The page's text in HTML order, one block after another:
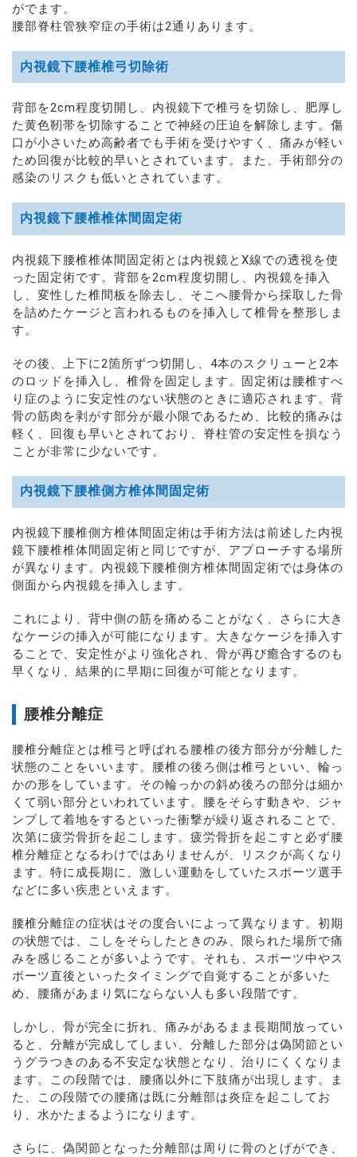
がでます。
腰部脊柱管狭窄症の手術は2通りあります。
内視鏡下腰椎椎弓切除術
背部を2cm程度切開し、内視鏡下で椎弓を切除し、肥厚し
た黄色靭帯を切除することで神経の圧迫を解除します。傷
口が小さいため高齢者でも手術を受けやすく、痛みが軽い
ため回復が比較的早いとされています。また、手術部分の
感染のリスクも低いとされています。
内視鏡下腰椎椎体間固定術
内視鏡下腰椎椎体間固定術とは内視鏡とX線での透視を使
った固定術です。背部を2cm程度切開し、内視鏡を挿入
し、変性した椎間板を除去し、そこへ腰骨から採取した骨
を詰めたケージと言われるものを挿入して椎骨を整形しま
す。
その後、上下に2箇所ずつ切開し、4本のスクリューと2本
のロッドを挿入し、椎骨を固定します。固定術は腰椎すべ
り症のように安定性のない状態のときに適応されます。背
骨の筋肉を剥がす部分が最小限であるため、比較的痛みは
軽く、回復も早いとされており、脊柱管の安定性を損なう
ことが非常に少ないです。
内視鏡下腰椎側方椎体間固定術
内視鏡下腰椎側方椎体間固定術は手術方法は前述した内視
鏡下腰椎椎体間固定術と同じですが、アプローチする場所
が異なります。内視鏡下腰椎側方椎体間固定術では身体の
側面から内視鏡を挿入します。
これにより、背中側の筋を痛めることがなく、さらに大き
なケージの挿入が可能になります。大きなケージを挿入す
ることで、安定性がより強化され、骨が再び癒合するのも
早くなり、結果的に早期に回復が可能となります。
腰椎分離症
腰椎分離症とは椎弓と呼ばれる腰椎の後方部分が分離した
状態のことをいいます。腰椎の後ろ側は椎弓といい、輪っ
かの形をしています。その輪っかの斜め後ろの部分は細か
くて弱い部分といわれています。腰をそらす動きや、ジャ
ンプして着地をするといった衝撃が繰り返されることで、
次第に疲労骨折を起こします。疲労骨折を起こすと必ず腰
椎分離症となるわけではありませんが、リスクが高くなり
ます。特に成長期に、激しい運動をしていたスポーツ選手
などに多い疾患といえます。
腰椎分離症の症状はその度合いによって異なります。初期
の状態では、こしをそらしたときのみ、限られた場所で痛
みを感じることが多いようです。それも、スポーツ中やス
ポーツ直後といったタイミングで自覚することが多いた
め、腰痛があまり気にならない人も多い段階です。
しかし、骨が完全に折れ、痛みがあるまま長期間放ってい
ると、分離が完成してしまい、分離した部分は偽関節とい
うグラつきのある不安定な状態となり、治りにくくなりま
ます。この段階では、腰痛以外に下肢痛が出現します。ま
た、この段階での腰痛は既に分離部は炎症を起こしてお
り、水かたまるようになります。
さらに、偽関節となった分離部は周りに骨のとげができ、